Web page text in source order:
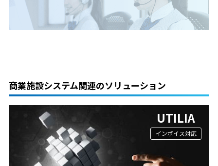
商業施設システム関連のソリューション
UTILIA
インボイス対応